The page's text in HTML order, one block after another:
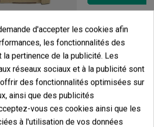
Cone's King Size Papier Marron (1000 Unités)
au panier
d'accepter les cookies afin
les fonctionnalités des
la pertinence de la publicité. Les
réseaux sociaux et à la publicité sont
des fonctionnalités optimisées sur
ainsi que des publicités
vous ces cookies ainsi que les
à l'utilisation de vos données